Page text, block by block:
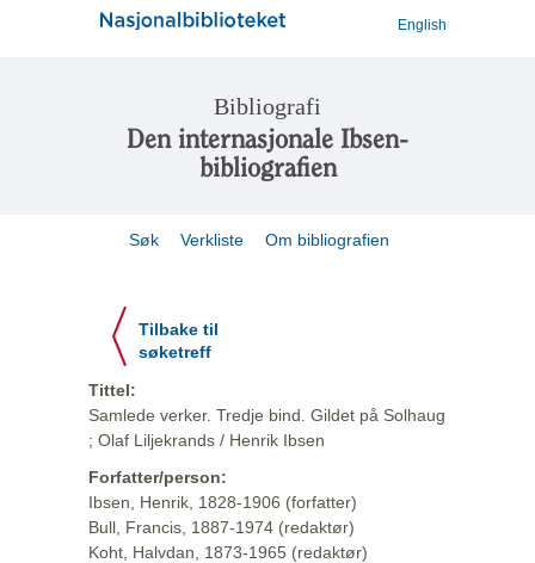
English
Bibliografi
Den internasjonale Ibsen-
bibliografien
Søk Verkliste Om bibliografien
Tilbake til
søketreff
Tittel:
Samlede verker. Tredje bind. Gildet på Solhaug
; Olaf Liljekrands / Henrik Ibsen
Forfatter/person:
Ibsen, Henrik, 1828-1906 (forfatter)
Bull, Francis, 1887-1974 (redaktør)
Koht, Halvdan, 1873-1965 (redaktør)